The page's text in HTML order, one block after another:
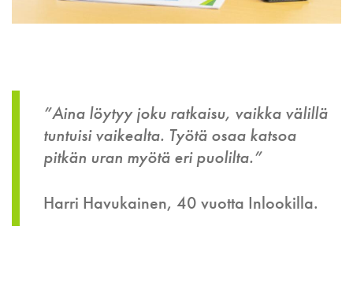
”Aina löytyy joku ratkaisu, vaikka välillä
tuntuisi vaikealta. Työtä osaa katsoa
pitkän uran myötä eri puolilta.”
Harri Havukainen, 40 vuotta Inlookilla.